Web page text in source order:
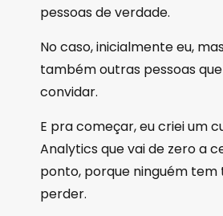
pessoas de verdade.
No caso, inicialmente eu,
também outras pessoas
convidar.
E pra começar, eu criei um
Analytics que vai de zero a
ponto, porque ninguém tem
perder.